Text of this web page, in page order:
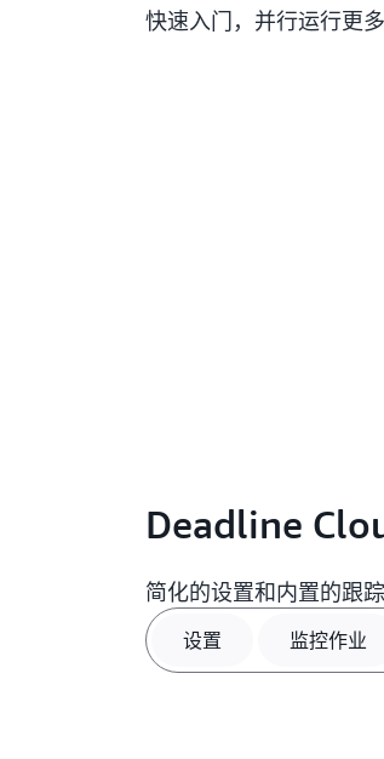
快速入门，并行运行更
Deadline
简化的设置和内置的跟
设置 监控作业